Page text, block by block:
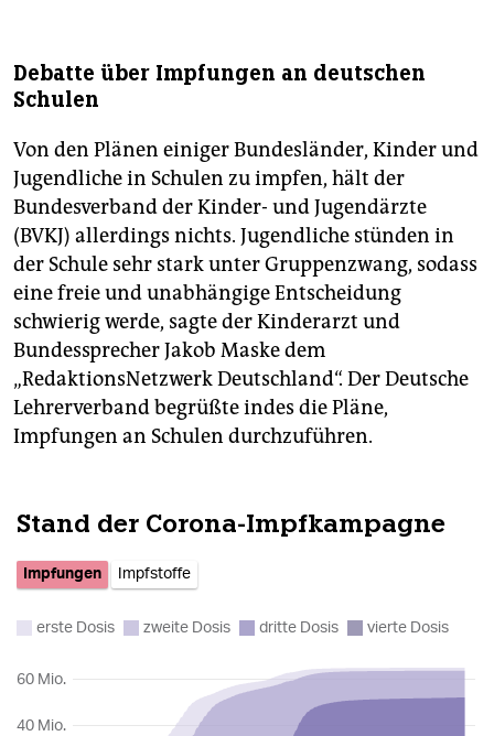
Debatte über Impfungen an deutschen
Schulen
Von den Plänen einiger Bundesländer, Kinder und
Jugendliche in Schulen zu impfen, hält der
Bundesverband der Kinder- und Jugendärzte
(BVKJ) allerdings nichts. Jugendliche stünden in
der Schule sehr stark unter Gruppenzwang, sodass
eine freie und unabhängige Entscheidung
schwierig werde, sagte der Kinderarzt und
Bundessprecher Jakob Maske dem
„RedaktionsNetzwerk Deutschland“. Der Deutsche
Lehrerverband begrüßte indes die Pläne,
Impfungen an Schulen durchzuführen.